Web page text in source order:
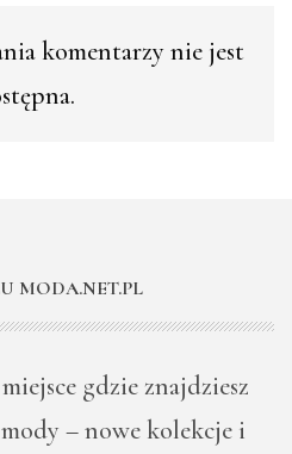
komentarzy nie jest
MODA.NET.PL
gdzie znajdziesz
– nowe kolekcje i